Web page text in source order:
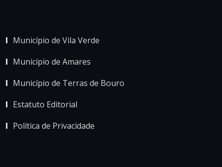
Município de Vila Verde
Município de Amares
Município de Terras de Bouro
Estatuto Editorial
Política de Privacidade